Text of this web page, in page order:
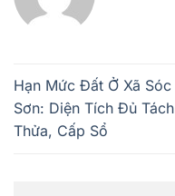
Hạn Mức Đất Ở Xã Sóc
Sơn: Diện Tích Đủ Tách
Thửa, Cấp Sổ